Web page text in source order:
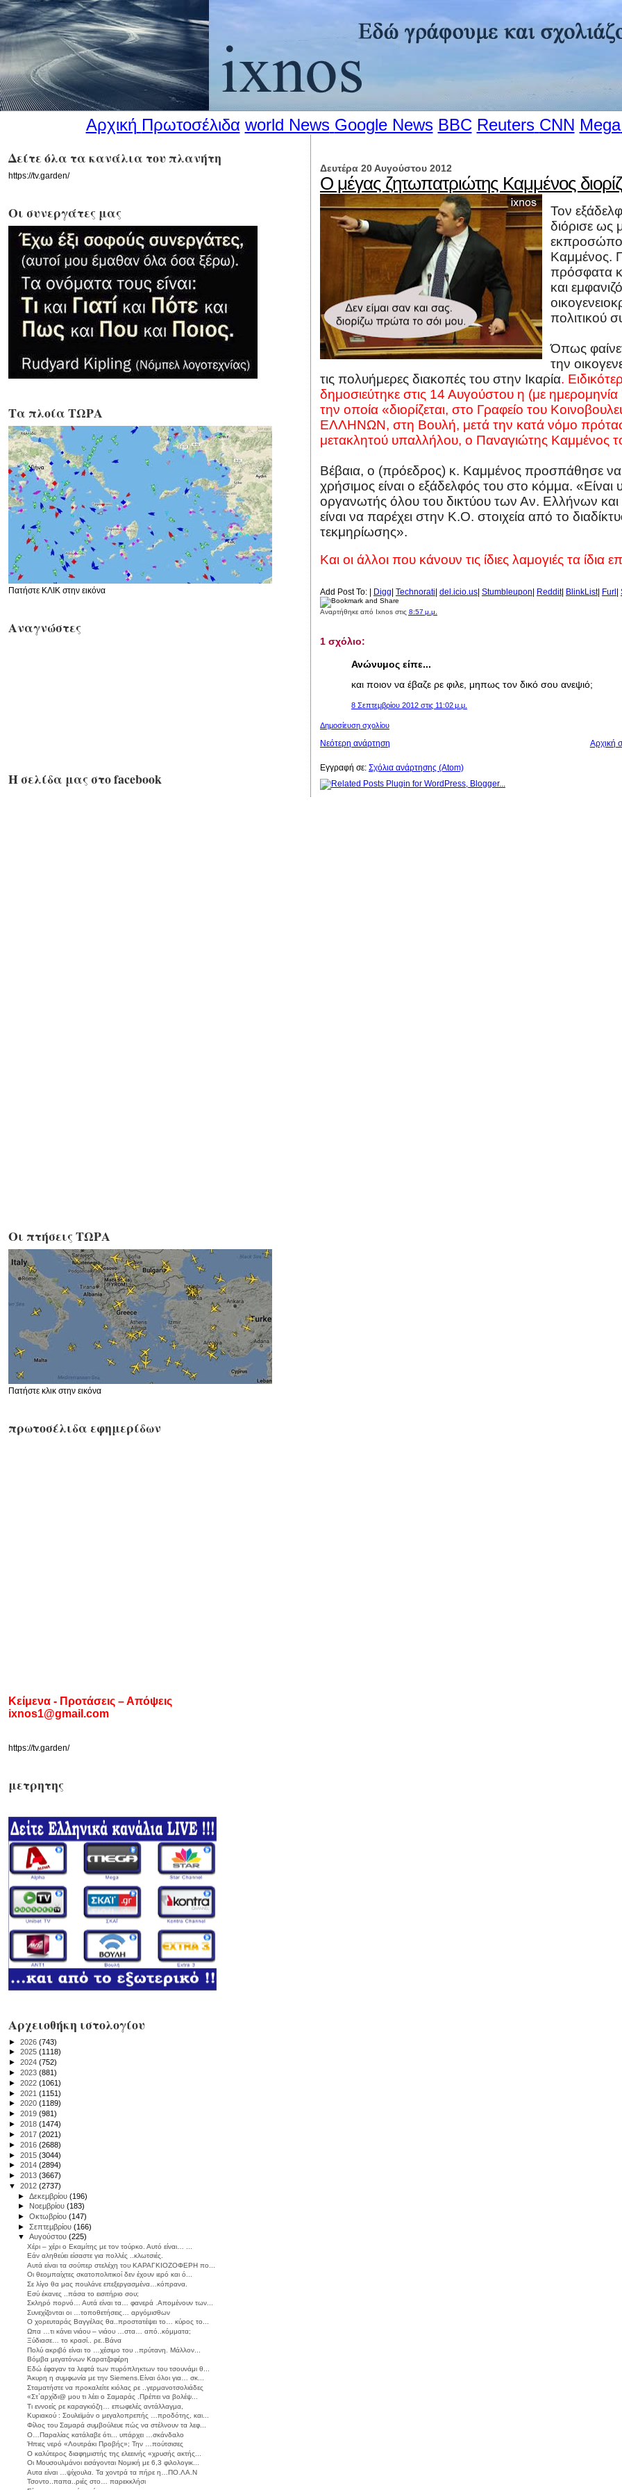
Αρχική Πρωτοσέλιδα world News Google News BBC Reuters CNN Mega
Δευτέρα 20 Αυγούστου 2012
Ο μέγας ζητωπατριώτης Καμμένος
Τον
διόρισε ως
Καμμένος.
πρόσφατα
και
πολιτικού
Όπως
την
τις πολυήμερες διακοπές του στην Ικαρία.
δημοσιεύτηκε στις 14 Αυγούστου η (με
την οποία «διορίζεται, στο Γραφείο του
ΕΛΛΗΝΩΝ, στη Βουλή, μετά την κατά νόμο
μετακλητού υπαλλήλου, ο Παναγιώτης Καμμένος
Βέβαια, ο (πρόεδρος) κ. Καμμένος προσπάθησε
χρήσιμος είναι ο εξάδελφός του στο κόμμα.
οργανωτής όλου του δικτύου των Αν. Ελλήνων
είναι να παρέχει στην Κ.Ο. στοιχεία από το
τεκμηρίωσης».
Και οι άλλοι που κάνουν τις ίδιες λαμογιές τα ίδια
Add Post To: | Digg Technorati del.icio.us| Stumbleupon Reddit| BlinkList| Furl
Αναρτήθηκε από Ixnos στις 8:57 μ.μ.
1 σχόλιο:
Ανώνυμος είπε...
και ποιον να έβαζε ρε φιλε, μηπως τον δικό σου ανεψιό;
8 Σεπτεμβρίου 2012 στις 11:02 μ.μ.
Δημοσίευση σχολίου
Νεότερη ανάρτηση Αρχική
Εγγραφή σε: Σχόλια ανάρτησης (Atom)
Δείτε όλα τα κανάλια του πλανήτη
https://tv.garden/
Οι συνεργάτες μας
Τα πλοία ΤΩΡΑ
Πατήστε ΚΛΙΚ στην εικόνα
Αναγνώστες
Η σελίδα μας στο facebook
Οι πτήσεις ΤΩΡΑ
Πατήστε κλικ στην εικόνα
πρωτοσέλιδα εφημερίδων
Κείμενα - Προτάσεις – Απόψεις
ixnos1@gmail.com
https://tv.garden/
μετρητης
Αρχειοθήκη ιστολογίου
►2026(743)
►2025(1118)
►2024(752)
►2023(881)
►2022(1061)
►2021(1151)
►2020(1189)
►2019(981)
►2018(1474)
►2017(2021)
►2016(2688)
►2015(3044)
►2014(2894)
►2013(3667)
▼2012(2737)
►Δεκεμβρίου(196)
► Νοεμβρίου(183)
►Οκτωβρίου(147)
►Σεπτεμβρίου(166)
▼Αυγούστου(225)
Χέρι – χέρι ο Εκαμίτης με τον τούρκο. Αυτό είναι… ...
Εάν αληθεύει είσαστε για πολλές ..κλωτσιές.
Αυτά είναι τα σούπερ στελέχη του ΚΑΡΑΓΚΙΟΖΟΦΕΡΗ πο...
Οι θεομπαίχτες σκατοπολιτικοί δεν έχουν ιερό και ό...
Σε λίγο θα μας πουλάνε επεξεργασμένα…κόπρανα.
Εσύ έκανες ..πάσα το εισιτήριο σου;
Σκληρό πορνό… Αυτά είναι τα… φανερά .Απομένουν των...
Συνεχίζονται οι …τοποθετήσεις… αργόμισθων
Ο χορευταράς Βαγγέλας θα..προστατέψει το… κύρος το...
Ωπα …τι κάνει νιάου – νιάου …στα… από..κόμματα;
Ξύδιασε… το κρασί.. ρε..Βάνα
Πολύ ακριβό είναι το …χέσιμο του ..πρύτανη. Μάλλον...
Βόμβα μεγατόνων Καρατζαφέρη
Εδώ έφαγαν τα λεφτά των πυρόπληκτων του τσουνάμι θ...
Άκυρη η συμφωνία με την Siemens.Είναι όλοι για… σκ...
Σταματήστε να προκαλείτε κιόλας ρε ..γερμανοτσολιάδες
«Στ΄αρχίδι@ μου τι λέει ο Σαμαράς .Πρέπει να βολέψ...
Τι εννοείς ρε καραγκιόζη… επωφελές αντάλλαγμα,
Κυριακού : Σουλεϊμάν ο μεγαλοπρεπής …προδότης, και...
Φίλος του Σαμαρά συμβούλευε πώς να στέλνουν τα λεφ...
Ο…Παραλίας κατάλαβε ότι... υπάρχει …σκάνδαλο
Ήπιες νερό «Λουτράκι Προβής»; Την …πούτσισες
Ο καλύτερος διαφημιστής της ελεεινής «χρυσής ακτής...
Οι Μουσουλμάνοι εισάγονται Νομική με 6,3 φιλολογικ...
Aυτα είναι …ψίχουλα. Τα χοντρά τα πήρε η…ΠΟ.ΛΑ.Ν
Τσοντο..παπα..ριές στο… παρεκκλήσι